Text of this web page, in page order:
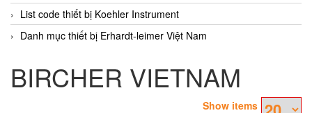
List code thiết bị Koehler Instrument
Danh mục thiết bị Erhardt-leimer Việt Nam
BIRCHER VIETNAM
Show items